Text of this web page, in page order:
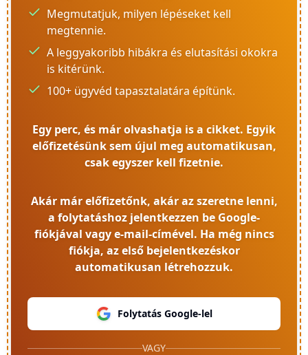
Megmutatjuk, milyen lépéseket kell
megtennie.
A leggyakoribb hibákra és elutasítási okokra
is kitérünk.
100+ ügyvéd tapasztalatára építünk.
Egy perc, és már olvashatja is a cikket. Egyik
előfizetésünk sem újul meg automatikusan,
csak egyszer kell fizetnie.
Akár már előfizetőnk, akár az szeretne lenni,
a folytatáshoz jelentkezzen be Google-
fiókjával vagy e-mail-címével. Ha még nincs
fiókja, az első bejelentkezéskor
automatikusan létrehozzuk.
Folytatás Google-lel
VAGY